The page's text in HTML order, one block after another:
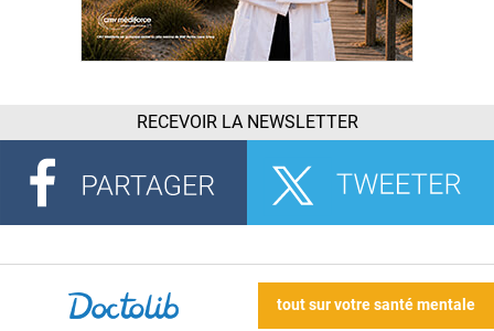
RECEVOIR LA NEWSLETTER
tout sur votre santé mentale